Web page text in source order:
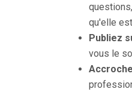
qu'elle
Publiez
vous le